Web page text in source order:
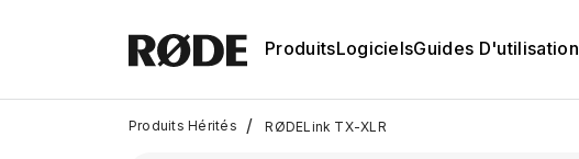
ProduitsLogicielsGuides D'utilisation
Produits Hérités / RØDELink TX-XLR